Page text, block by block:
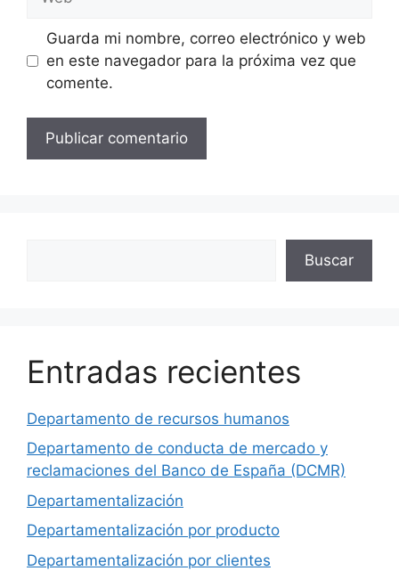
Guarda mi nombre, correo electrónico y web
en este navegador para la próxima vez que
comente.
Buscar
Entradas recientes
Departamento de recursos humanos
Departamento de conducta de mercado y
reclamaciones del Banco de España (DCMR)
Departamentalización
Departamentalización por producto
Departamentalización por clientes